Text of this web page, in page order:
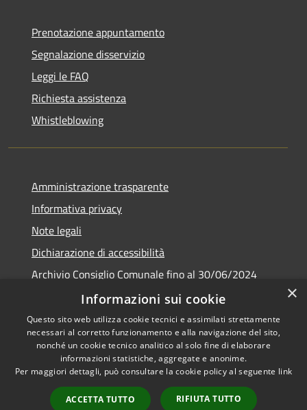
Prenotazione appuntamento
Segnalazione disservizio
Leggi le FAQ
Richiesta assistenza
Whistleblowing
Amministrazione trasparente
Informativa privacy
Note legali
Dichiarazione di accessibilità
Archivio Consiglio Comunale fino al 30/06/2024
Consiglio Comunale Online
RSS
Accessibilità
Copyright © 2026 • Comune di
Municipium•
Accesso
×
Informazioni sui cookie
Questo sito web utilizza cookie tecnici e assimilati strettamente
necessari al corretto funzionamento e alla navigazione del sito,
nonché un cookie tecnico analitico al solo fine di elaborare
informazioni statistiche, aggregate e anonime.
Per maggiori dettagli, può consultare la cookie policy al seguente link
ACCETTA TUTTO RIFIUTA TUTTO